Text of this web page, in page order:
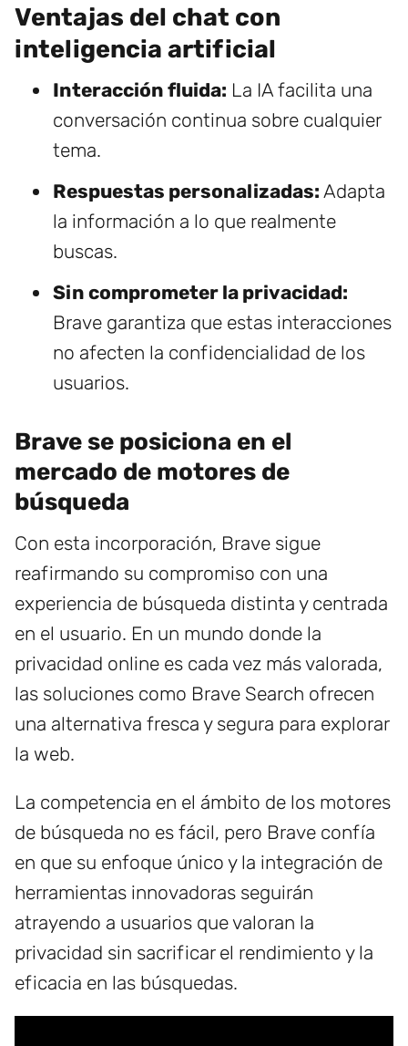
Ventajas del chat con
inteligencia artificial
Interacción fluida: La IA facilita una
conversación continua sobre cualquier
tema.
Respuestas personalizadas: Adapta
la información a lo que realmente
buscas.
Sin comprometer la privacidad:
Brave garantiza que estas interacciones
no afecten la confidencialidad de los
usuarios.
Brave se posiciona en el
mercado de motores de
búsqueda
Con esta incorporación, Brave sigue
reafirmando su compromiso con una
experiencia de búsqueda distinta y centrada
en el usuario. En un mundo donde la
privacidad online es cada vez más valorada,
las soluciones como Brave Search ofrecen
una alternativa fresca y segura para explorar
la web.
La competencia en el ámbito de los motores
de búsqueda no es fácil, pero Brave confía
en que su enfoque único y la integración de
herramientas innovadoras seguirán
atrayendo a usuarios que valoran la
privacidad sin sacrificar el rendimiento y la
eficacia en las búsquedas.